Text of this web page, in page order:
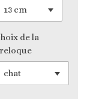
de la